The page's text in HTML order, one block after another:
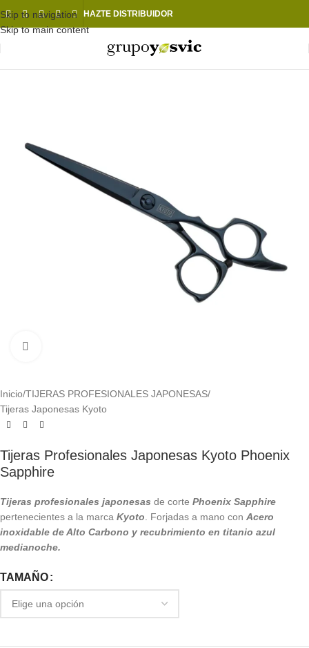
Skip to navigation
Skip to main content
HAZTE DISTRIBUIDOR
Inicio/TIJERAS PROFESIONALES JAPONESAS/
Tijeras Japonesas Kyoto
Tijeras Profesionales Japonesas Kyoto Phoenix
Sapphire
Tijeras profesionales japonesas de corte Phoenix Sapphire
pertenecientes a la marca Kyoto . Forjadas a mano con Acero
inoxidable de Alto Carbono y recubrimiento en titanio azul
medianoche.
TAMAÑO